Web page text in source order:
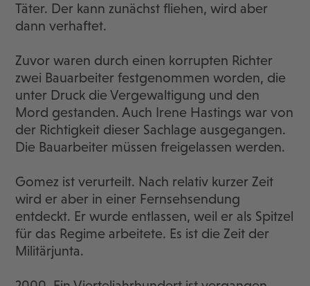
Täter. Der kann zunächst fliehen, wird aber
dann verhaftet.
Zuvor waren durch einen korrupten Richter
zwei Bauarbeiter festgenommen worden, die
unter Druck die Vergewaltigung und den
Mord gestanden. Auch Irene Hastings war von
der Richtigkeit dieser Sachlage ausgegangen.
Die Bauarbeiter müssen freigelassen werden.
Gomez ist verurteilt. Nach relativ kurzer Zeit
wird er aber in einer Fernsehsendung
entdeckt. Er wurde entlassen, weil er als Spitzel
für das Regime arbeitete. Es ist die Zeit der
Militärjunta.